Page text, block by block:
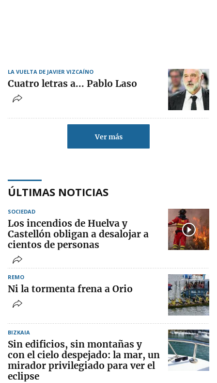
LA VUELTA DE JAVIER VIZCAÍNO
Cuatro letras a... Pablo Laso
Ver más
ÚLTIMAS NOTICIAS
SOCIEDAD
Los incendios de Huelva y
Castellón obligan a desalojar a
cientos de personas
REMO
Ni la tormenta frena a Orio
BIZKAIA
Sin edificios, sin montañas y
con el cielo despejado: la mar, un
mirador privilegiado para ver el
eclipse